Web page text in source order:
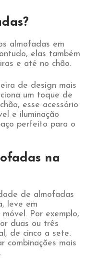
almofadas em
elas também
e até no chão.
de design mais
um toque de
esse acessório
e iluminação
perfeito para o
na
de almofadas
leve em
Por exemplo,
duas ou três
de cinco a sete.
combinações mais